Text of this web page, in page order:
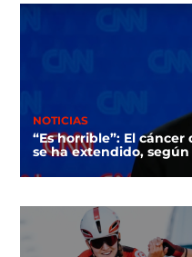
NOTICIAS
“Es horrible”: El
se ha extendido,